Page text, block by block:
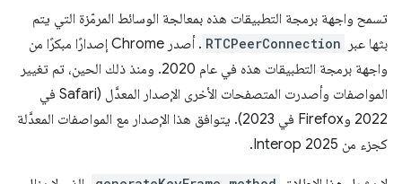
تسمح واجهة برمجة التطبيقات هذه بمعالجة الوسائط المرمّزة التي يتم
بثها عبر
RTCPeerConnection
. أصدر Chrome إصدارًا مبكرًا من
واجهة برمجة التطبيقات هذه في عام 2020. ومنذ ذلك الحين، تم تغيير
المواصفات وأصدرت المتصفحات الأخرى الإصدار المعدَّل (Safari في
2022 وFirefox في 2023). يتوافق هذا الإصدار مع المواصفات المعدَّلة
كجزء من Interop 2025.